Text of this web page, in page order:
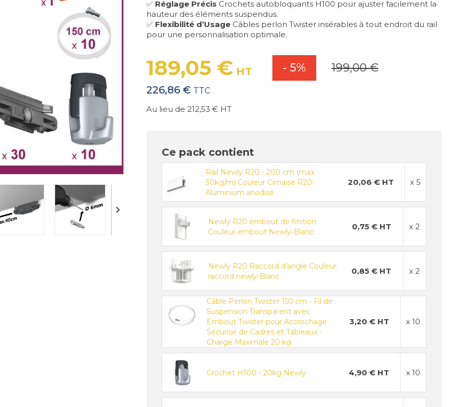

✅ Réglage Précis Crochets autobloquants H100 pour ajuster facilement la
hauteur des éléments suspendus.
✅ Flexibilité d’Usage Câbles perlon Twister insérables à tout endroit du rail
pour une personnalisation optimale.
189,05 € HT - 5% 199,00 €
226,86 € TTC
Au lieu de 212,53 € HT
Ce pack contient
Rail Newly R20 - 200 cm (max
30kg/m) Couleur Cimaise R20-
Aluminium anodisé
20,06 € HT x 5
Newly R20 embout de finition
Couleur embout Newly-Blanc
0,75 € HT x 2
Newly R20 Raccord d'angle Couleur
raccord newly-Blanc
0,85 € HT x 2
Câble Perlon Twister 150 cm - Fil de
Suspension Transparent avec
Embout Twister pour Accrochage
Sécurisé de Cadres et Tableaux -
Charge Maximale 20 kg
3,20 € HT x 10
Crochet H100 - 20kg Newly 4,90 € HT x 10